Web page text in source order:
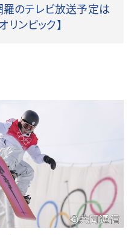
のテレビ放送予定は
リンピック】